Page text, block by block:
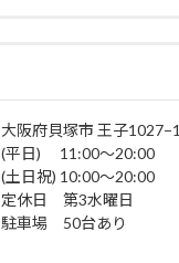
大阪府貝塚市 王子1027−1
(平日) 11:00～20:00
(土日祝) 10:00～20:00
定休日 第3水曜日
駐車場 50台あり